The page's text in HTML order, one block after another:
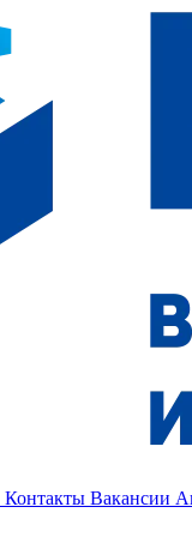
Контакты Вакансии